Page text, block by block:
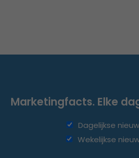
Marketingfacts. Elke
Dagelijkse
Wekelijkse